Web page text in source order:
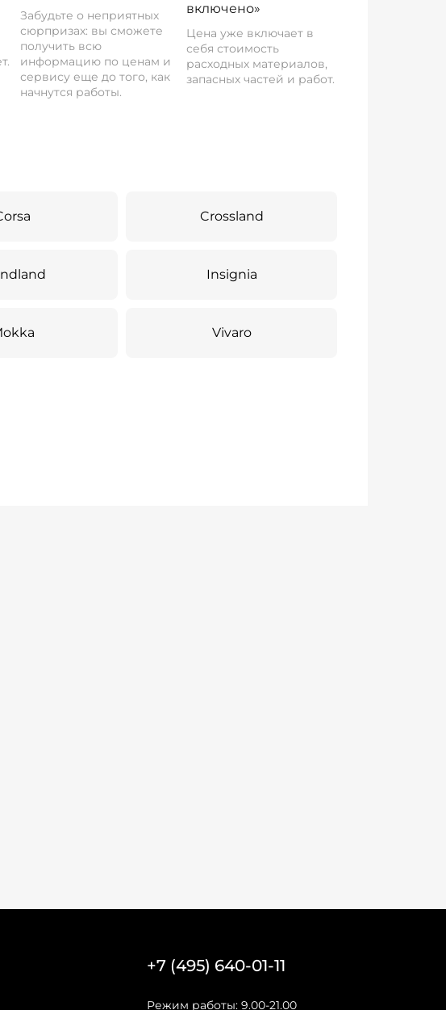
Забудьте о неприятных
сюрпризах: вы сможете
получить всю
информацию по ценам и
сервису еще до того, как
начнутся работы.
включено»
Цена уже включает в
себя стоимость
расходных материалов,
запасных частей и работ.
Crossland
Insignia
Vivaro
+7 (495) 640-01-11
Режим работы: 9.00-21.00